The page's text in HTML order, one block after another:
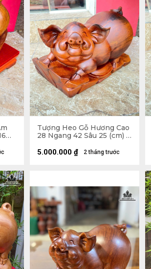
Tượng Heo Gỗ Hương Cao
28 Ngang 42 Sâu 25 (cm) -
2 tháng trước
5.000.000 ₫